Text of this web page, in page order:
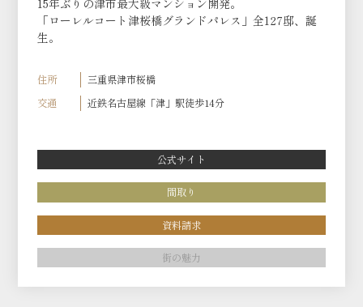
「ローレルコート津桜橋グランドパレス」全127邸、誕
生。
住所
三重県津市桜橋
交通
近鉄名古屋線「津」駅徒歩14分
公式サイト
間取り
資料請求
街の魅力